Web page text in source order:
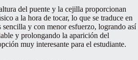
del puente y la cejilla proporcionan
a la hora de tocar, lo que se traduce en
sencilla y con menor esfuerzo, logrando así
y prolongando la aparición del
muy interesante para el estudiante.